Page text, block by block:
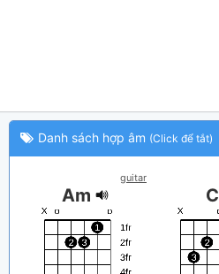
Danh sách hợp âm (Click để tắt)
guitar
Am C